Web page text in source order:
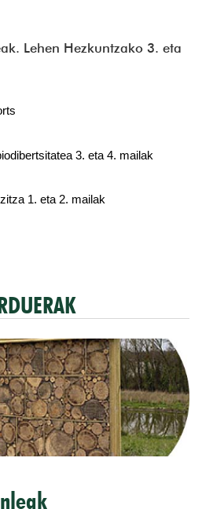
Lehen Hezkuntzako 3. eta
3. eta 4. mailak
1. eta 2. mailak